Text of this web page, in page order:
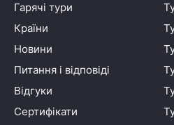
Гарячі тури
Країни
Новини
Питання і відповіді
Відгуки
Сертифікати